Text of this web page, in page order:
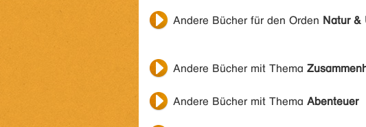
Andere Bücher für den Orden Natur &
Andere Bücher mit Thema
Andere Bücher mit Thema Abenteuer